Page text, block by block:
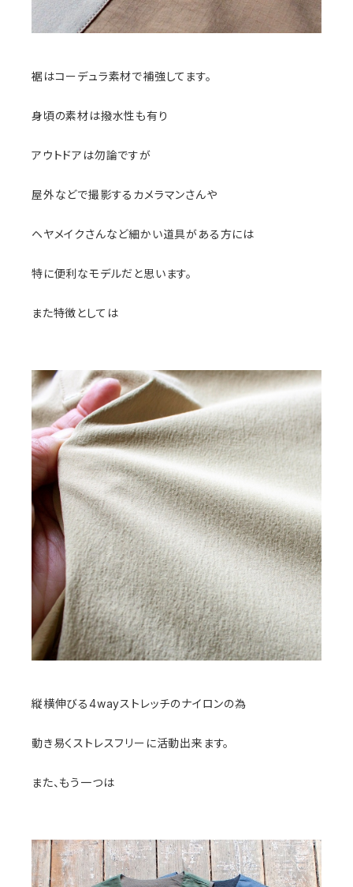
裾はコーデュラ素材で補強してます。
身頃の素材は撥水性も有り
アウトドアは勿論ですが
屋外などで撮影するカメラマンさんや
ヘヤメイクさんなど細かい道具がある方には
特に便利なモデルだと思います。
また特徴としては
縦横伸びる4wayストレッチのナイロンの為
動き易くストレスフリーに活動出来ます。
また、もう一つは